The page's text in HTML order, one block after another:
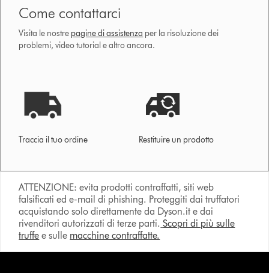
Come contattarci
Visita le nostre pagine di assistenza per la risoluzione dei
problemi, video tutorial e altro ancora.
Traccia il tuo ordine Restituire un prodotto
ATTENZIONE: evita prodotti contraffatti, siti web
falsificati ed e-mail di phishing. Proteggiti dai truffatori
acquistando solo direttamente da Dyson.it e dai
rivenditori autorizzati di terze parti. Scopri di più sulle
truffe e sulle macchine contraffatte.